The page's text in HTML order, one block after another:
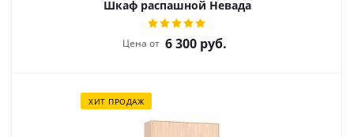
Шкаф распашной Невада
Цена от 6 300руб.
ХИТ ПРОДАЖ